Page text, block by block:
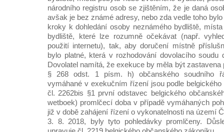
národního registru osob se zjištěním, že je daná
avšak je bez známé adresy, nebo zda vedle toho
kroky k dohledání osoby neznámého bydliště,
bydliště, které lze rozumně očekávat (např.
použití internetu), tak, aby doručení místně
bylo platné, která v rozhodování dovolacího soudu
Dovolatel namítá, že exekuce by měla být zastavena
§ 268 odst. 1 písm. h) občanského soudního
vymáhané v exekučním řízení jsou podle
čl. 2262bis §1 první odstavec belgického
wetboek) promlčecí doba v případě vymáhaných
již v době zahájení řízení o vykonatelnosti na území
3. 8. 2018, byly tyto pohledávky promlčeny.